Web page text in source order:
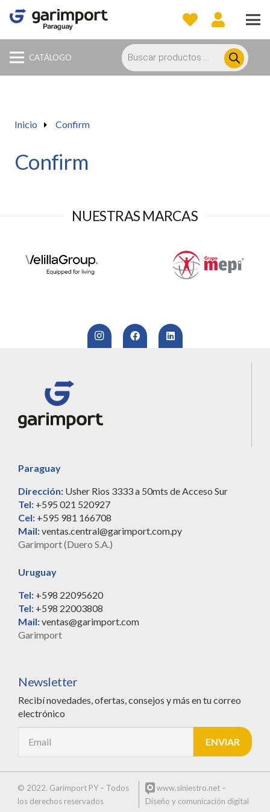
CATÁLOGO
Búsqueda
de
productos
Inicio Confirm
Confirm
NUESTRAS MARCAS
Paraguay
Dirección: Usher Rios 3333 a 50mts de Acceso Sur
Tel: +595 021 520927
Cel: +595 981 166708
Mail:ventas.central@garimport.com.py
Garimport (Duero S.A.)
Uruguay
Tel: +598 22095620
Tel: +598 22003808
Mail:ventas@garimport.com
Garimport
Newsletter
Recibí novedades, ofertas, consejos y más en tu correo
electrónico
© 2022. Garimport PY – Todos
los derechos reservados
www.siniestro.net –
Diseño y comunicación digital